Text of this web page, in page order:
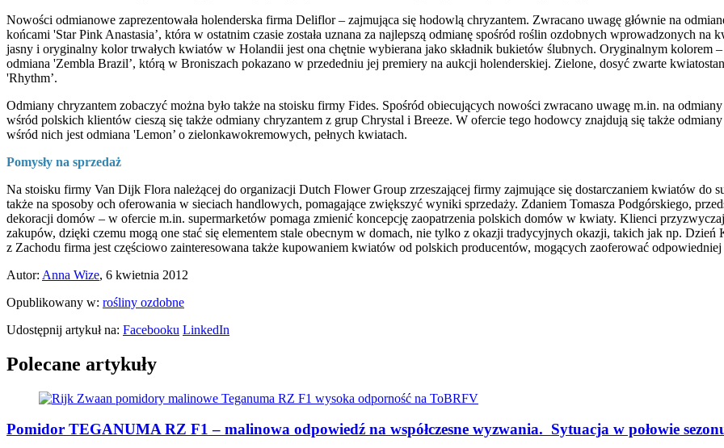
Nowości odmianowe zaprezentowała holenderska firma Deliflor – zajmująca się hodowlą chryzantem. Zwracano uwagę głównie na
końcami 'Star Pink Anastasia’, która w ostatnim czasie została uznana za najlepszą odmianę spośród roślin ozdobnych wprowadzonych
jasny i oryginalny kolor trwałych kwiatów w Holandii jest ona chętnie wybierana jako składnik bukietów ślubnych. Oryginalnym kolorem
odmiana 'Zembla Brazil’, którą w Broniszach pokazano w przededniu jej premiery na aukcji holenderskiej. Zielone, dosyć zwarte
'Rhythm’.
Odmiany chryzantem zobaczyć można było także na stoisku firmy Fides. Spośród obiecujących nowości zwracano uwagę m.in. na
wśród polskich klientów cieszą się także odmiany chryzantem z grup Chrystal i Breeze. W ofercie tego hodowcy znajdują się także
wśród nich jest odmiana 'Lemon’ o zielonkawokremowych, pełnych kwiatach.
Pomysły na sprzedaż
Na stoisku firmy Van Dijk Flora należącej do organizacji Dutch Flower Group zrzeszającej firmy zajmujące się dostarczaniem kwiatów do
także na sposoby och oferowania w sieciach handlowych, pomagające zwiększyć wyniki sprzedaży. Zdaniem Tomasza Podgórskiego,
dekoracji domów – w ofercie m.in. supermarketów pomaga zmienić koncepcję zaopatrzenia polskich domów w kwiaty. Klienci
zakupów, dzięki czemu mogą one stać się elementem stale obecnym w domach, nie tylko z okazji tradycyjnych okazji, takich jak np.
z Zachodu firma jest częściowo zainteresowana także kupowaniem kwiatów od polskich producentów, mogących zaoferować odpowiedniej
Autor: Anna Wize, 6 kwietnia 2012
Opublikowany w: rośliny ozdobne
Udostępnij artykuł na: Facebooku LinkedIn
Polecane artykuły
Pomidor TEGANUMA RZ F1 – malinowa odpowiedź na współczesne wyzwania. Sytuacja w połowie